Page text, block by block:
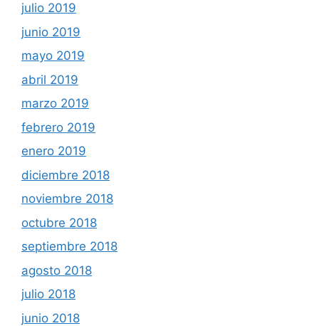
julio 2019
junio 2019
mayo 2019
abril 2019
marzo 2019
febrero 2019
enero 2019
diciembre 2018
noviembre 2018
octubre 2018
septiembre 2018
agosto 2018
julio 2018
junio 2018